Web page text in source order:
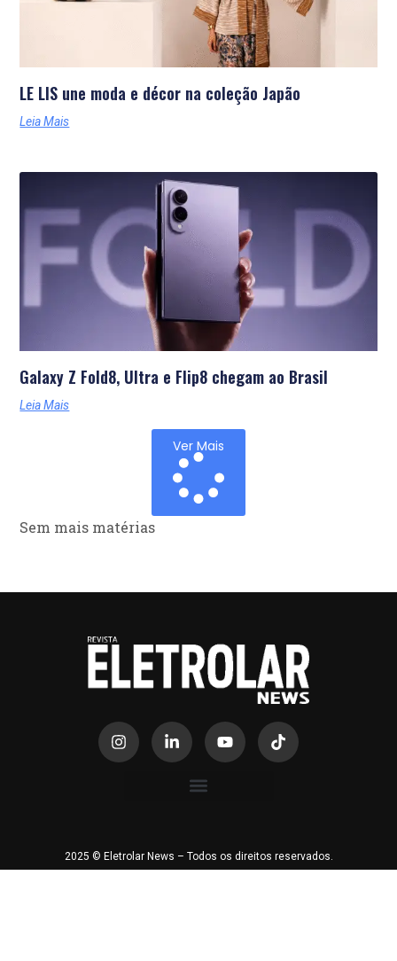
LE LIS une moda e décor na coleção Japão
Leia Mais
Galaxy Z Fold8, Ultra e Flip8 chegam ao Brasil
Leia Mais
Ver Mais
Sem mais matérias
2025 © Eletrolar News – Todos os direitos reservados.